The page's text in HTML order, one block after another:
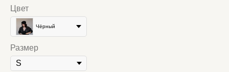
Цвет
Чёрный
Размер